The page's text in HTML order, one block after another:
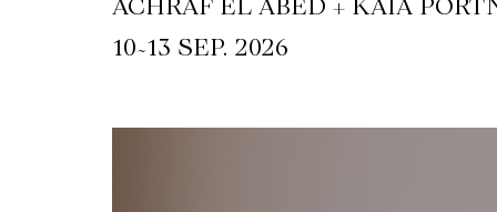
ACHRAF EL ABED + KAIA
10~13 SEP. 2026